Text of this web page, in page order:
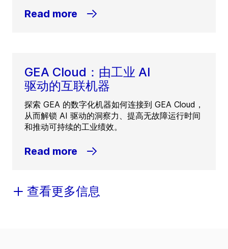
Read more
GEA Cloud：由工业 AI
驱动的互联机器
探索 GEA 的数字化机器如何连接到 GEA Cloud，
从而解锁 AI 驱动的洞察力、提高无故障运行时间
和推动可持续的工业绩效。
Read more
查看更多信息